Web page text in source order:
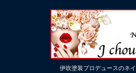
伊吹塗装プロデュースのネ